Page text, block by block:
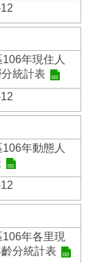
年現住人
統計表
年動態人
年各里現
分統計表